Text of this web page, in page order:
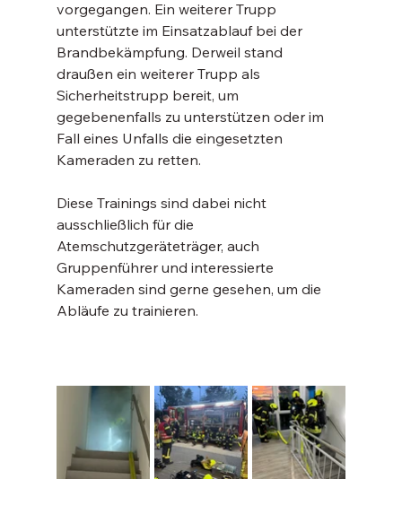
vorgegangen. Ein weiterer Trupp
unterstützte im Einsatzablauf bei der
Brandbekämpfung. Derweil stand
draußen ein weiterer Trupp als
Sicherheitstrupp bereit, um
gegebenenfalls zu unterstützen oder im
Fall eines Unfalls die eingesetzten
Kameraden zu retten.
Diese Trainings sind dabei nicht
ausschließlich für die
Atemschutzgeräteträger, auch
Gruppenführer und interessierte
Kameraden sind gerne gesehen, um die
Abläufe zu trainieren.